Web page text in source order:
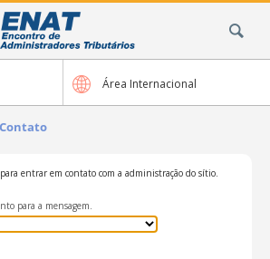
Área Internacional
entrar em contato com a administração do sítio.
para a mensagem.